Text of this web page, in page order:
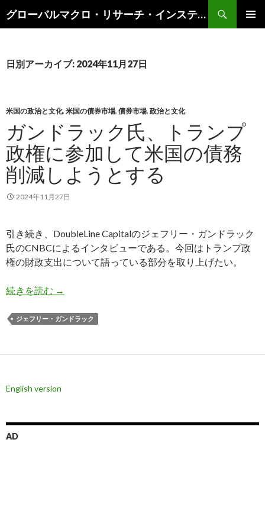
グローバルマクロ・リサーチ・インスティテュート
索
ン
キ
プ
日別アーカイブ: 2024年11月27日
米国の政治と文化, 米国の債券市場, 債券市場, 政治と文化
ガンドラック氏、トランプ
政権に参加して米国の債務
削減しようとする
2024年11月27日
引き続き、DoubleLine Capitalのジェフリー・ガンドラック
氏のCNBCによるインタビューである。今回はトランプ政
権の財政支出について語っている部分を取り上げたい。
続きを読む ガンドラック氏、トランプ政権に参加して米国
→
ジェフリー・ガンドラック
English version
AD